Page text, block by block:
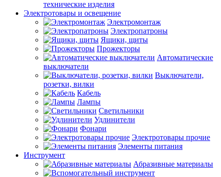
технические изделия
Электротовары и освещение
Электромонтаж
Электропатроны
Ящики, щиты
Прожекторы
Автоматические
выключатели
Выключатели,
розетки, вилки
Кабель
Лампы
Светильники
Удлинители
Фонари
Электротовары прочие
Элементы питания
Инструмент
Абразивные материалы